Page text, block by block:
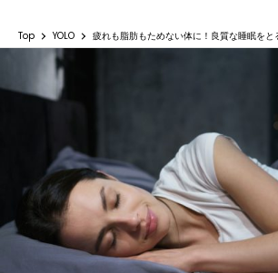
Top YOLO 疲れも脂肪もためない体に！良質な睡眠を